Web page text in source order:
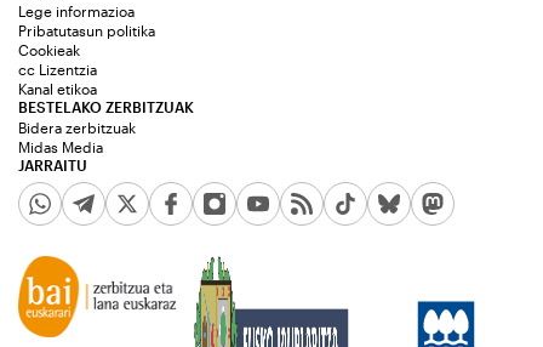
JARRAITU
Lege informazioa
Pribatutasun politika
Cookieak
cc Lizentzia
Kanal etikoa
BESTELAKO ZERBITZUAK
Bidera zerbitzuak
Midas Media